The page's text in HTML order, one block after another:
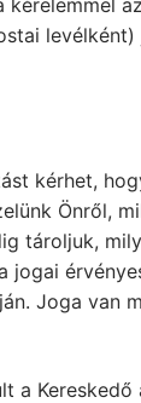
kérhet,
Önről,
tároljuk,
jogai
Joga van
a